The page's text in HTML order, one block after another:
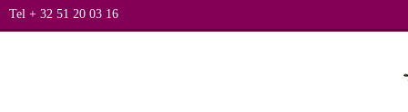
Tel + 32 51 20 03 16